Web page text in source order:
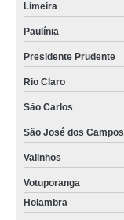
Limeira
Paulínia
Presidente Prudente
Rio Claro
São Carlos
São José dos Campos
Valinhos
Votuporanga
Holambra